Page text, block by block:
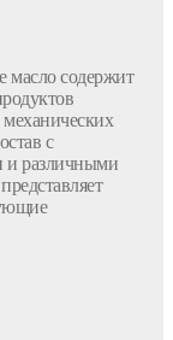
маслосодержит
с
и различными